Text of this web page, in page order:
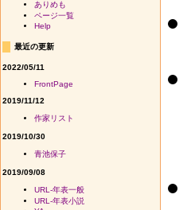
ありめも
ページ一覧
Help
最近の更新
2022/05/11
FrontPage
2019/11/12
作家リスト
2019/10/30
青池保子
2019/09/08
URL-年表一般
URL-年表小説